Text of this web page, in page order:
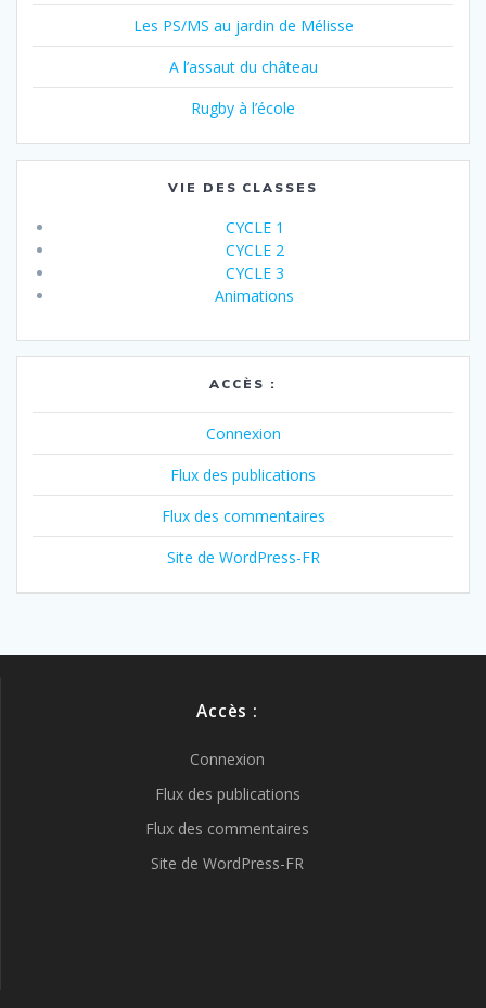
Les PS/MS au jardin de Mélisse
A l’assaut du château
Rugby à l’école
VIE DES CLASSES
CYCLE 1
CYCLE 2
CYCLE 3
Animations
ACCÈS :
Connexion
Flux des publications
Flux des commentaires
Site de WordPress-FR
Accès :
Connexion
Flux des publications
Flux des commentaires
Site de WordPress-FR